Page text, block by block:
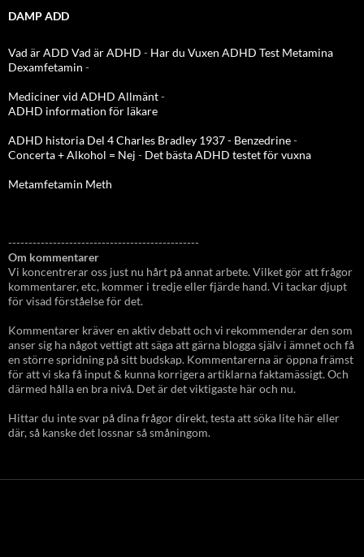
DAMP ADD
Vad är ADD Vad är ADHD - Har du Vuxen ADHD Test Metamina
Dexamfetamin -
Mediciner vid ADHD Allmänt-
ADHD information för läkare
ADHD historia Del 4 Charles Bradley 1937 - Benzedrine-
Concerta + Alkohol = Nej - Det bästa ADHD testet för vuxna
Metamfetamin Meth
-----------------------------------------------
Om kommentarer
Vi koncentrerar oss just nu hårt på annat arbete. Vilket gör att frågor
kommentarer, etc, kommer i tredje eller fjärde hand. Vi tackar djupt
för visad förståelse för det.
Kommentarer kräver en aktiv debatt och vi rekommenderar den som
anser sig ha något vettigt att säga att gärna blogga själv i ämnet och få
en större spridning på sitt budskap. Kommentarerna är öppna främst
för att vi ska få input & kunna korrigera artiklarna faktamässigt. Och
därmed hålla en bra nivå. Det är det viktigaste här och nu.
Hittar du inte svar på dina frågor direkt, testa att söka lite här eller
där, så kanske det lossnar så småningom.